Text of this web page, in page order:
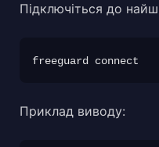
Підключіться до
Приклад виводу: